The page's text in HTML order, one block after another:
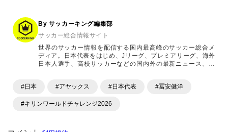
By サッカーキング編集部
サッカー総合情報サイト
世界のサッカー情報を配信する国内最高峰のサッカー総合メ
ディア。日本代表をはじめ、Jリーグ、プレミアリーグ、海外
日本人選手、高校サッカーなどの国内外の最新ニュース、コ
ます。「X」「Instagram」「YouTube」「TikTok」など、
#日本 #アヤックス #日本代表 #冨安健洋
#キリンワールドチャレンジ2026